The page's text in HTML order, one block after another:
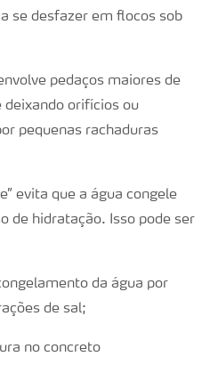
se desfazer em flocos sob
pedaços maiores de
deixando orifícios ou
pequenas rachaduras
evita que a água congele
de hidratação. Isso pode ser
da água por
de sal;
no concreto